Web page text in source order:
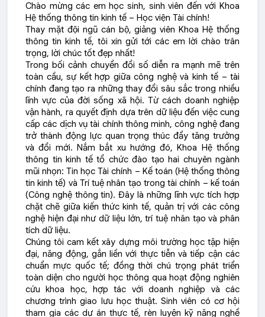
Chào mừng các em học sinh, sinh viên đến với Khoa
Hệ thống thông tin kinh tế – Học viện Tài chính!
Thay mặt đội ngũ cán bộ, giảng viên Khoa Hệ thống
thông tin kinh tế, tôi xin gửi tới các em lời chào trân
trọng, lời chúc tốt đẹp nhất!
Trong bối cảnh chuyển đổi số diễn ra mạnh mẽ trên
toàn cầu, sự kết hợp giữa công nghệ và kinh tế – tài
chính đang tạo ra những thay đổi sâu sắc trong nhiều
lĩnh vực của đời sống xã hội. Từ cách doanh nghiệp
vận hành, ra quyết định dựa trên dữ liệu đến việc cung
cấp các dịch vụ tài chính thông minh, công nghệ đang
trở thành động lực quan trọng thúc đẩy tăng trưởng
và đổi mới. Nắm bắt xu hướng đó, Khoa Hệ thống
thông tin kinh tế tổ chức đào tạo hai chuyên ngành
mũi nhọn: Tin học Tài chính – Kế toán (Hệ thống thông
tin kinh tế) và Trí tuệ nhân tạo trong tài chính – kế toán
(Công nghệ thông tin). Đây là những lĩnh vực tích hợp
chặt chẽ giữa kiến thức kinh tế, quản trị với các công
nghệ hiện đại như dữ liệu lớn, trí tuệ nhân tạo và phân
tích dữ liệu.
Chúng tôi cam kết xây dựng môi trường học tập hiện
đại, năng động, gắn liền với thực tiễn và tiếp cận các
chuẩn mực quốc tế; đồng thời chú trọng phát triển
toàn diện cho người học thông qua hoạt động nghiên
cứu khoa học, hợp tác với doanh nghiệp và các
chương trình giao lưu học thuật. Sinh viên có cơ hội
tham gia các dự án thực tế, rèn luyện kỹ năng nghề